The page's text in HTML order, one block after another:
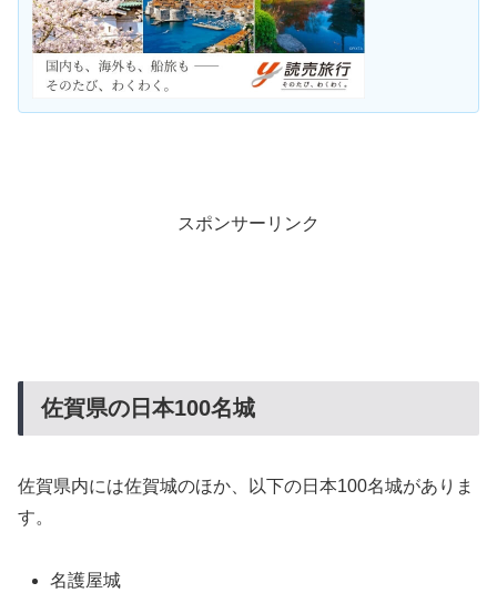
スポンサーリンク
佐賀県の日本100名城
佐賀県内には佐賀城のほか、以下の日本100名城がありま
す。
名護屋城